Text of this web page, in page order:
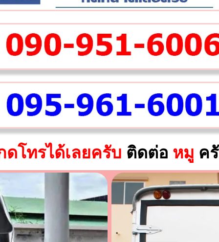
ดโทรได้เลยครับ ติดต่อ หมู ค